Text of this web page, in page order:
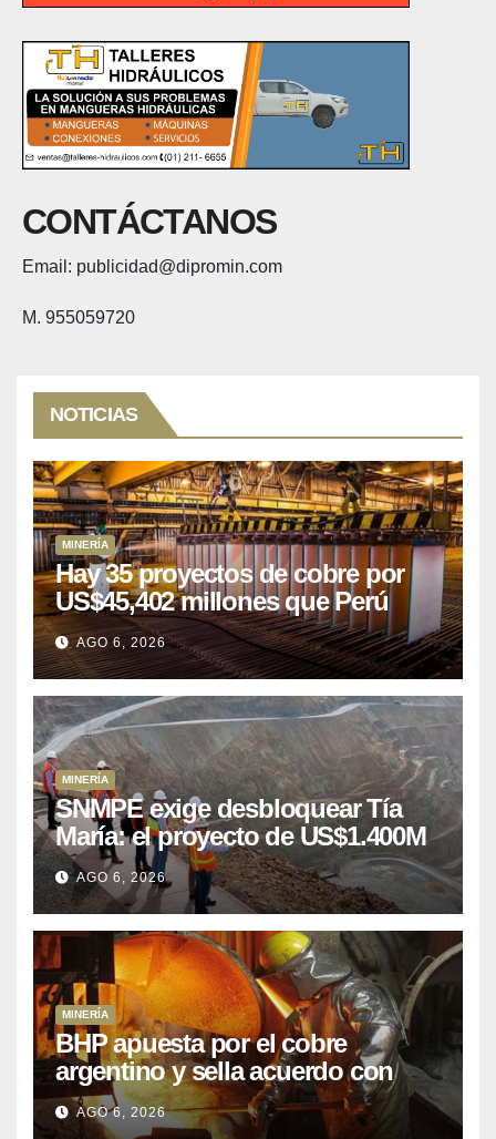
CONTÁCTANOS
Email: publicidad@dipromin.com
M. 955059720
NOTICIAS
MINERÍA
Hay 35 proyectos de cobre por
US$45,402 millones que Perú
puede aprovechar
AGO 6, 2026
MINERÍA
SNMPE exige desbloquear Tía
María: el proyecto de US$1.400M
que Perú lleva 15 años
posponiendo
AGO 6, 2026
MINERÍA
BHP apuesta por el cobre
argentino y sella acuerdo con
Kobrea para siete proyecto
AGO 6, 2026